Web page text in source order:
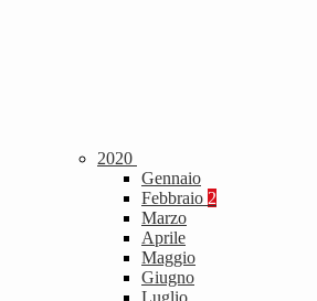
2020
Gennaio
Febbraio 2
Marzo
Aprile
Maggio
Giugno